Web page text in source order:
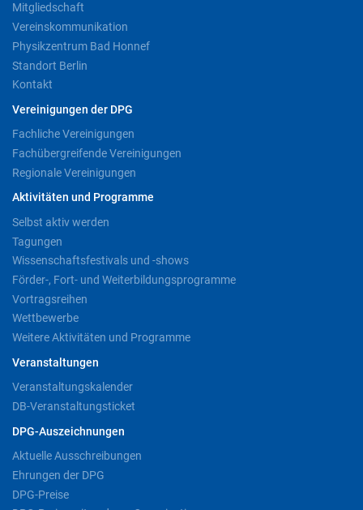
Mitgliedschaft
Vereinskommunikation
Physikzentrum Bad Honnef
Standort Berlin
Kontakt
Vereinigungen der DPG
Fachliche Vereinigungen
Fachübergreifende Vereinigungen
Regionale Vereinigungen
Aktivitäten und Programme
Selbst aktiv werden
Tagungen
Wissenschaftsfestivals und -shows
Förder-, Fort- und Weiterbildungsprogramme
Vortragsreihen
Wettbewerbe
Weitere Aktivitäten und Programme
Veranstaltungen
Veranstaltungskalender
DB-Veranstaltungsticket
DPG-Auszeichnungen
Aktuelle Ausschreibungen
Ehrungen der DPG
DPG-Preise